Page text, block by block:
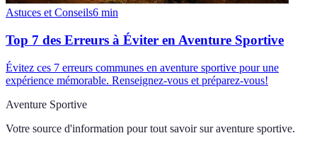
Astuces et Conseils6 min
Top 7 des Erreurs à Éviter en Aventure Sportive
Évitez ces 7 erreurs communes en aventure sportive pour une
expérience mémorable. Renseignez-vous et préparez-vous!
Aventure Sportive
Votre source d'information pour tout savoir sur aventure sportive.